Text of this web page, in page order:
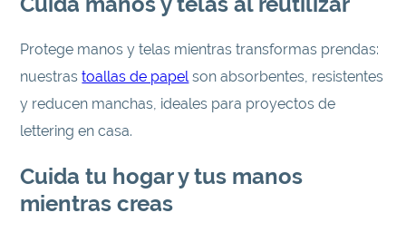
Protege manos y telas mientras transformas prendas:
nuestrastoallas de papelson absorbentes, resistentes
y reducen manchas, ideales para proyectos de
lettering en casa.
Cuida tu hogar y tus manos
mientras creas